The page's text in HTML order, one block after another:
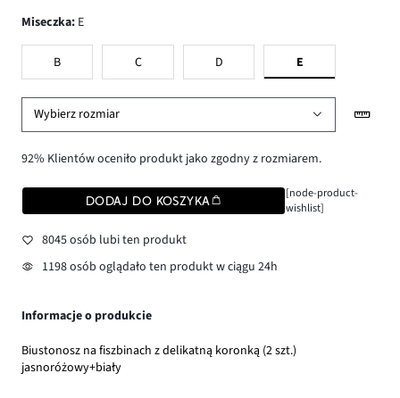
Miseczka: E
B C D E
Wybierz rozmiar
92% Klientów oceniło produkt jako zgodny z rozmiarem.
DODAJ DO KOSZYKA
[node-product-
wishlist]
8045 osób lubi ten produkt
1198 osób oglądało ten produkt w ciągu 24h
Informacje o produkcie
Biustonosz na fiszbinach z delikatną koronką (2 szt.)
jasnoróżowy+biały